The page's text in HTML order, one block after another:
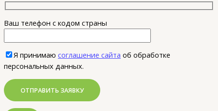
Ваш телефон с кодом страны
Я принимаю соглашение сайта об обработке
персональных данных.